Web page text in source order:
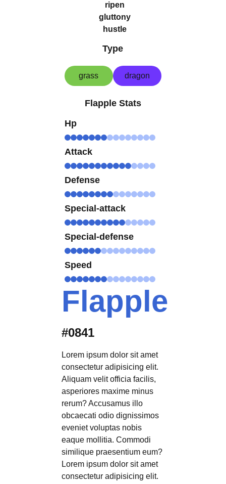
ripen
gluttony
hustle
Type
grass dragon
Flapple Stats
Hp
Attack
Defense
Special-attack
Special-defense
Speed
Flapple
#0841
Lorem ipsum dolor sit amet
consectetur adipisicing elit.
Aliquam velit officia facilis,
asperiores maxime minus
rerum? Accusamus illo
obcaecati odio dignissimos
eveniet voluptas nobis
eaque mollitia. Commodi
similique praesentium eum?
Lorem ipsum dolor sit amet
consectetur adipisicing elit.